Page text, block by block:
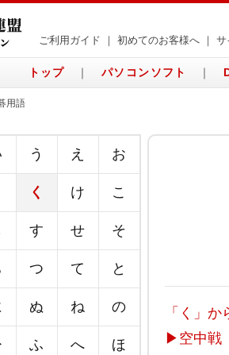
ご利用ガイド 初めてのお客様へ サ
トップ ｜ パソコンソフト ｜
用語
う え お
く け こ
す せ そ
つ て と
ぬ ね の
ふ へ ほ
「く」
▶ 空中戦